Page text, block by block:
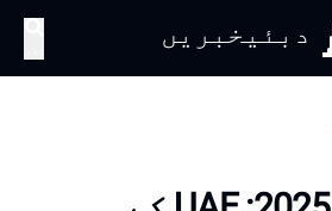
دبئیخبریں